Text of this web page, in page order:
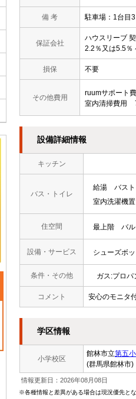
備 考 駐車場：1台目
保証会社
ハウスリーブ
2.2％又は5.5％
損保 不要
その他費用
ruumサポート
室内清掃費用
設備詳細情報
キッチン
バス・トイレ
給湯 バス
室内洗濯機
住空間 最上階 バ
設備・サービス シューズボ
条件・その他 ガス:プロパ
コメント 安心のモニタ
学区情報
小学校区
館林市立第五
(群馬県館林市)
情報更新日：2026年08月08日
※各種情報と差異がある場合は現況優先と